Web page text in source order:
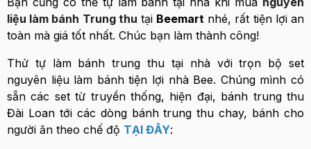
liệu làm bánh Trung thu tại Beemart nhé, rất tiện lợi an
toàn mà giá tốt nhất. Chúc bạn làm thành công!
Thử tự làm bánh trung thu tại nhà với trọn bộ set
nguyên liệu làm bánh tiện lợi nhà Bee. Chúng mình có
sẵn các set từ truyền thống, hiện đại, bánh trung thu
Đài Loan tới các dòng bánh trung thu chay, bánh cho
người ăn theo chế độ TẠI ĐÂY: